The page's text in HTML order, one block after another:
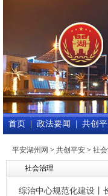
首页 政法要闻 共创
平安湖州网 > 共创平安 > 社
社会治理
综治中心规范化建设丨